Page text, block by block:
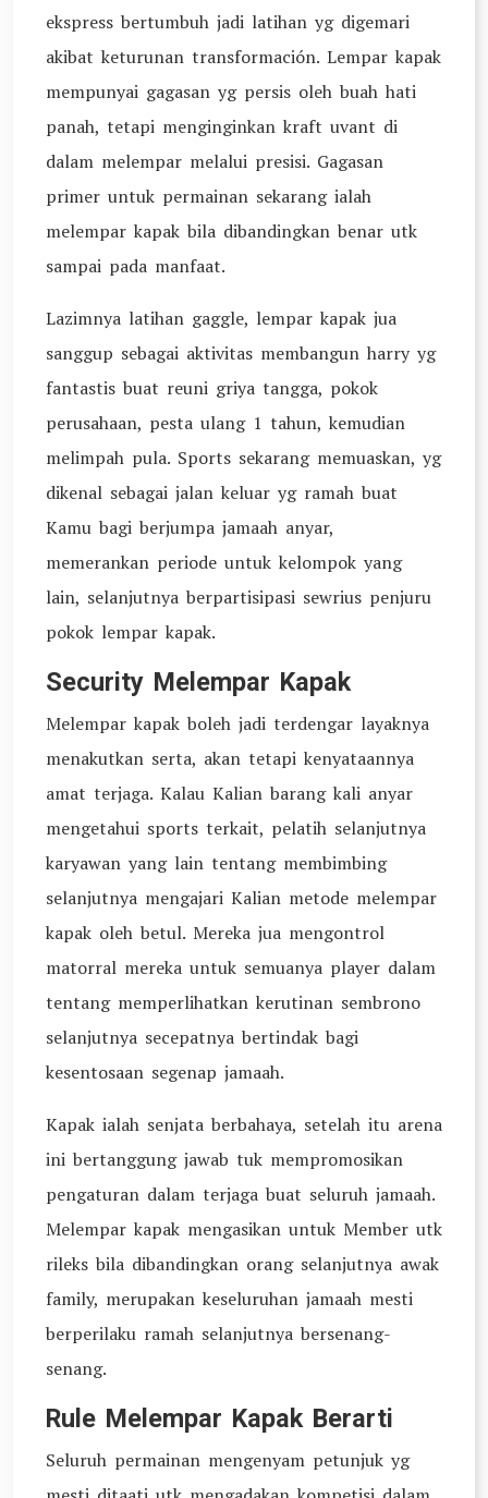
ekspress bertumbuh jadi latihan yg digemari
akibat keturunan transformación. Lempar kapak
mempunyai gagasan yg persis oleh buah hati
panah, tetapi menginginkan kraft uvant di
dalam melempar melalui presisi. Gagasan
primer untuk permainan sekarang ialah
melempar kapak bila dibandingkan benar utk
sampai pada manfaat.
Lazimnya latihan gaggle, lempar kapak jua
sanggup sebagai aktivitas membangun harry yg
fantastis buat reuni griya tangga, pokok
perusahaan, pesta ulang 1 tahun, kemudian
melimpah pula. Sports sekarang memuaskan, yg
dikenal sebagai jalan keluar yg ramah buat
Kamu bagi berjumpa jamaah anyar,
memerankan periode untuk kelompok yang
lain, selanjutnya berpartisipasi sewrius penjuru
pokok lempar kapak.
Security Melempar Kapak
Melempar kapak boleh jadi terdengar layaknya
menakutkan serta, akan tetapi kenyataannya
amat terjaga. Kalau Kalian barang kali anyar
mengetahui sports terkait, pelatih selanjutnya
karyawan yang lain tentang membimbing
selanjutnya mengajari Kalian metode melempar
kapak oleh betul. Mereka jua mengontrol
matorral mereka untuk semuanya player dalam
tentang memperlihatkan kerutinan sembrono
selanjutnya secepatnya bertindak bagi
kesentosaan segenap jamaah.
Kapak ialah senjata berbahaya, setelah itu arena
ini bertanggung jawab tuk mempromosikan
pengaturan dalam terjaga buat seluruh jamaah.
Melempar kapak mengasikan untuk Member utk
rileks bila dibandingkan orang selanjutnya awak
family, merupakan keseluruhan jamaah mesti
berperilaku ramah selanjutnya bersenang-
senang.
Rule Melempar Kapak Berarti
Seluruh permainan mengenyam petunjuk yg